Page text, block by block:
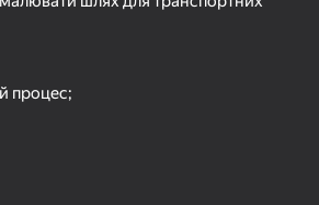
процес;